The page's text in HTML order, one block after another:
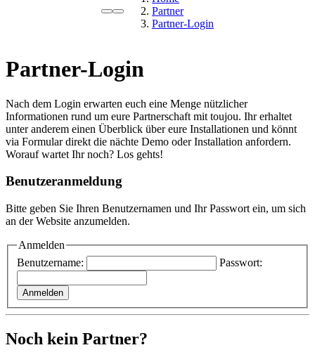
Partner
Partner-Login
Partner-Login
Nach dem Login erwarten euch eine Menge nützlicher
Informationen rund um eure Partnerschaft mit toujou. Ihr erhaltet
unter anderem einen Überblick über eure Installationen und könnt
via Formular direkt die nächte Demo oder Installation anfordern.
Worauf wartet Ihr noch? Los gehts!
Benutzeranmeldung
Bitte geben Sie Ihren Benutzernamen und Ihr Passwort ein, um sich
an der Website anzumelden.
Anmelden
Benutzername:
Passwort:
Noch kein Partner?